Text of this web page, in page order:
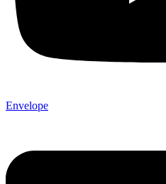
Envelope